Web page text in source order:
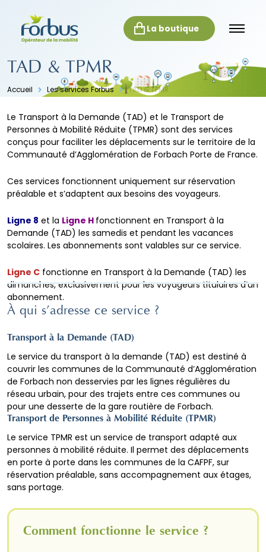
La boutique
TAD & TPMR
Accueil Les services Forbus TAD & TPMR
Le Transport à la Demande (TAD) et le Transport de
Personnes à Mobilité Réduite (TPMR) sont des services
conçus pour faciliter les déplacements sur le territoire de la
Communauté d’Agglomération de Forbach Porte de France.
Ces services fonctionnent uniquement sur réservation
préalable et s’adaptent aux besoins des voyageurs.
Ligne 8 et la Ligne H fonctionnent en Transport à la
Demande (TAD) les samedis et pendant les vacances
scolaires. Les abonnements sont valables sur ce service.
Ligne C fonctionne en Transport à la Demande (TAD) les
dimanches, exclusivement pour les voyageurs titulaires d’un
abonnement.
À qui s’adresse ce service ?
Transport à la Demande (TAD)
Le service du transport à la demande (TAD) est destiné à
couvrir les communes de la Communauté d’Agglomération
de Forbach non desservies par les lignes régulières du
réseau urbain, pour des trajets entre ces communes ou
pour une desserte de la gare routière de Forbach.
Transport de Personnes à Mobilité Réduite (TPMR)
Le service TPMR est un service de transport adapté aux
personnes à mobilité réduite. Il permet des déplacements
en porte à porte dans les communes de la CAFPF, sur
réservation préalable, sans accompagnement aux étages,
sans portage.
Comment fonctionne le service ?